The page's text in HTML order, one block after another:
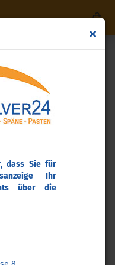
dass Sie für
Ihr
über die